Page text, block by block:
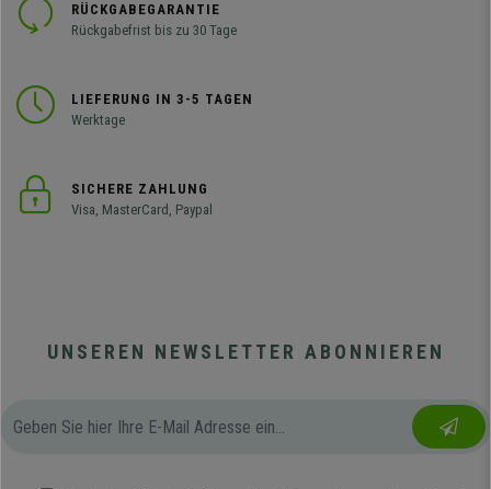
RÜCKGABEGARANTIE
Rückgabefrist bis zu 30 Tage
LIEFERUNG IN 3-5 TAGEN
Werktage
SICHERE ZAHLUNG
Visa, MasterCard, Paypal
UNSEREN NEWSLETTER ABONNIEREN